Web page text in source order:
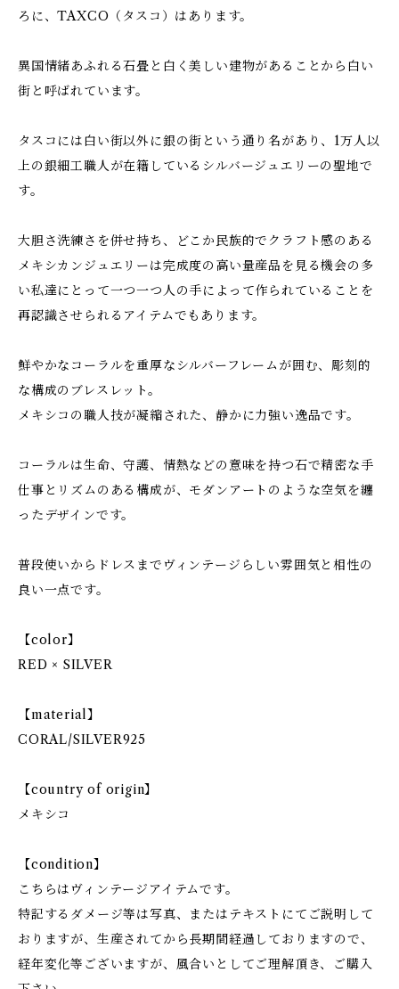
ろに、TAXCO（タスコ）はあります。
異国情緒あふれる石畳と白く美しい建物があることから白い
街と呼ばれています。
タスコには白い街以外に銀の街という通り名があり、1万人以
上の銀細工職人が在籍しているシルバージュエリーの聖地で
す。
大胆さ洗練さを併せ持ち、どこか民族的でクラフト感のある
メキシカンジュエリーは完成度の高い量産品を見る機会の多
い私達にとって一つ一つ人の手によって作られていることを
再認識させられるアイテムでもあります。
鮮やかなコーラルを重厚なシルバーフレームが囲む、彫刻的
な構成のブレスレット。
メキシコの職人技が凝縮された、静かに力強い逸品です。
コーラルは生命、守護、情熱などの意味を持つ石で精密な手
仕事とリズムのある構成が、モダンアートのような空気を纏
ったデザインです。
普段使いからドレスまでヴィンテージらしい雰囲気と相性の
良い一点です。
【color】
RED × SILVER
【material】
CORAL/SILVER925
【country of origin】
メキシコ
【condition】
こちらはヴィンテージアイテムです。
特記するダメージ等は写真、またはテキストにてご説明して
おりますが、生産されてから長期間経過しておりますので、
経年変化等ございますが、風合いとしてご理解頂き、ご購入